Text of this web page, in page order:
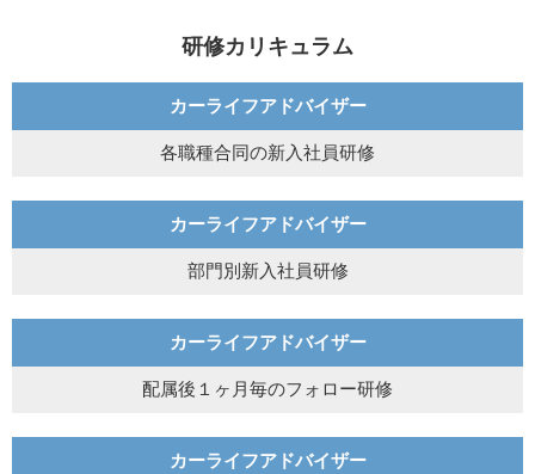
研修カリキュラム
カーライフアドバイザー
各職種合同の新入社員研修
カーライフアドバイザー
部門別新入社員研修
カーライフアドバイザー
配属後１ヶ月毎のフォロー研修
カーライフアドバイザー